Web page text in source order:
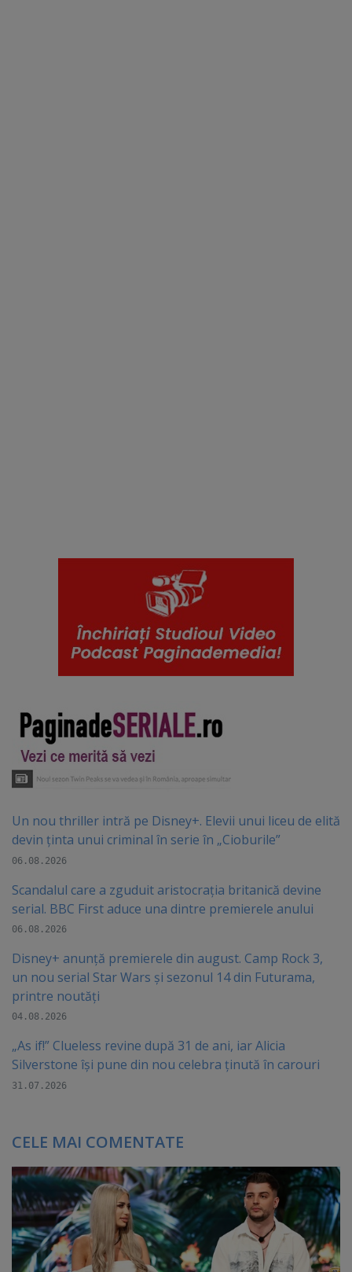
Un nou thriller intră pe Disney+. Elevii unui liceu de elită
devin ținta unui criminal în serie în „Cioburile”
06.08.2026
Scandalul care a zguduit aristocrația britanică devine
serial. BBC First aduce una dintre premierele anului
06.08.2026
Disney+ anunță premierele din august. Camp Rock 3,
un nou serial Star Wars și sezonul 14 din Futurama,
printre noutăți
04.08.2026
„As if!” Clueless revine după 31 de ani, iar Alicia
Silverstone își pune din nou celebra ținută în carouri
31.07.2026
CELE MAI COMENTATE